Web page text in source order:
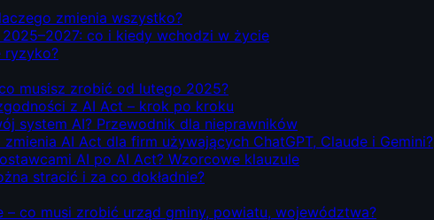
zmienia wszystko?
co i kiedy wchodzi w życie
ryzyko?
musisz zrobić od lutego 2025?
z AI Act – krok po kroku
system AI? Przewodnik dla nieprawników
AI Act dla firm używających ChatGPT, Claude i Gemini?
AI po AI Act? Wzorcowe klauzule
stracić i za co dokładnie?
– co musi zrobić urząd gminy, powiatu, województwa?